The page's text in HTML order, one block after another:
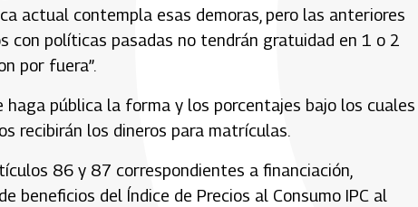
actual contempla esas demoras, pero las anteriores
con políticas pasadas no tendrán gratuidad en 1 o 2
por fuera”.
pública la forma y los porcentajes bajo los cuales
recibirán los dineros para matrículas.
86 y 87 correspondientes a financiación,
beneficios del Índice de Precios al Consumo IPC al